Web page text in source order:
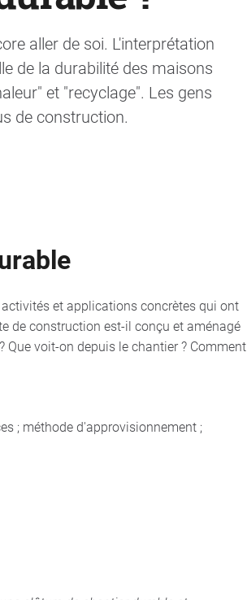
aller de soi. L'interprétation
de la durabilité des maisons
et "recyclage". Les gens
de construction.
et applications concrètes qui ont
de construction est-il conçu et aménagé
Que voit-on depuis le chantier ? Comment
; méthode d'approvisionnement ;